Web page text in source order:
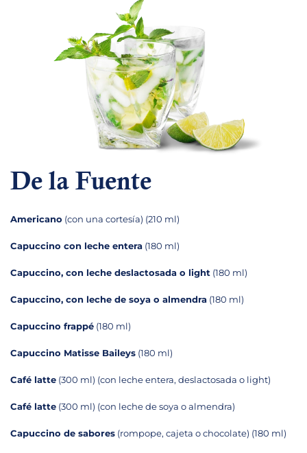
De la Fuente
Americano (con una cortesía) (210 ml)
Capuccino con leche entera (180 ml)
Capuccino, con leche deslactosada o light (180 ml)
Capuccino, con leche de soya o almendra (180 ml)
Capuccino frappé (180 ml)
Capuccino Matisse Baileys (180 ml)
Café latte (300 ml) (con leche entera, deslactosada o light)
Café latte (300 ml) (con leche de soya o almendra)
Capuccino de sabores (rompope, cajeta o chocolate) (180 ml)